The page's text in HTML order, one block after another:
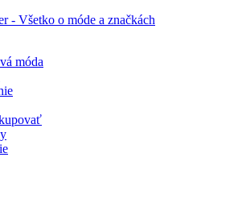
- Všetko o móde a značkách
móda